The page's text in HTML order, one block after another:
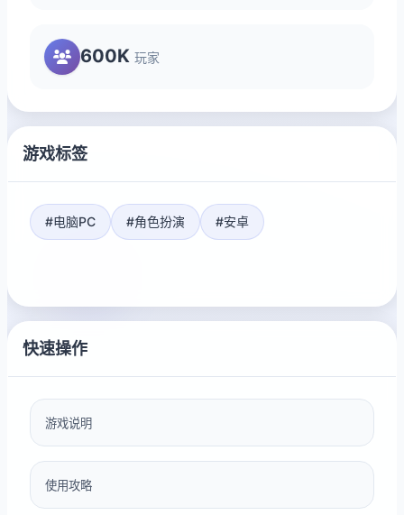
600K 玩家
游戏标签
#电脑PC #角色扮演 #安卓
快速操作
游戏说明
使用攻略